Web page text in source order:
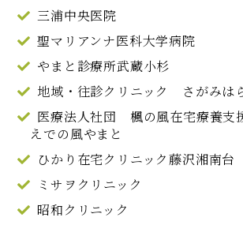
三浦中央医院
聖マリアンナ医科大学病院
やまと診療所武蔵小杉
地域・往診クリニック さがみは
医療法人社団 楓の風在宅療養支
えでの風やまと
ひかり在宅クリニック藤沢湘南台
ミサヲクリニック
昭和クリニック